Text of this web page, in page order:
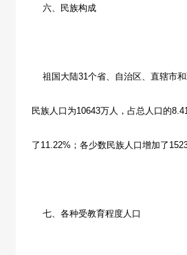
六、民族构成
祖国大陆31个省、自治区、直辖市
民族人口为10643万人，占总人口的
了11.22%；各少数民族人口增加了
七、各种受教育程度人口